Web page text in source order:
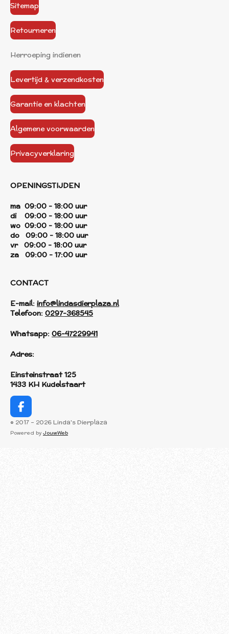
Sitemap
Retourneren
Herroeping indienen
Levertijd & verzendkosten
Garantie en klachten
Algemene voorwaarden
Privacyverklaring
OPENINGSTIJDEN
ma 09:00 - 18:00 uur
di 09:00 - 18:00 uur
wo 09:00 - 18:00 uur
do 09:00 - 18:00 uur
vr 09:00 - 18:00 uur
za 09:00 - 17:00 uur
CONTACT
E-mail: info@lindasdierplaza.nl
Telefoon: 0297-368545
Whatsapp: 06-47229941
Adres:
Einsteinstraat 125
1433 KH Kudelstaart
F
a
c
© 2017 - 2026 Linda's Dierplaza
Powered by JouwWeb